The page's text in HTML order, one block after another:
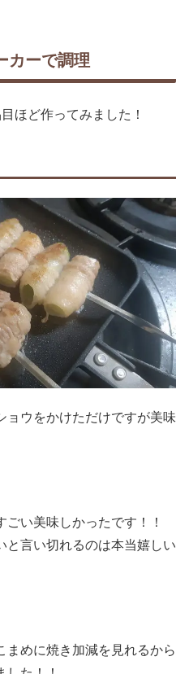
カーで調理
ほど作ってみました！
ウをかけただけですが美味
ごい美味しかったです！！
と言い切れるのは本当嬉しい
まめに焼き加減を見れるから